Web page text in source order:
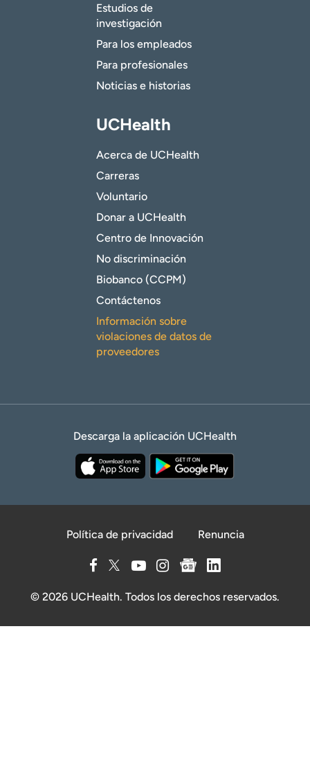
Estudios de
investigación
Para los empleados
Para profesionales
Noticias e historias
UCHealth
Acerca de UCHealth
Carreras
Voluntario
Donar a UCHealth
Centro de Innovación
No discriminación
Biobanco (CCPM)
Contáctenos
Información sobre
violaciones de datos de
proveedores
Descarga la aplicación UCHealth
Política de privacidad Renuncia
© 2026 UCHealth. Todos los derechos reservados.